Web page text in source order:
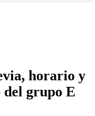
horario y
del grupo E